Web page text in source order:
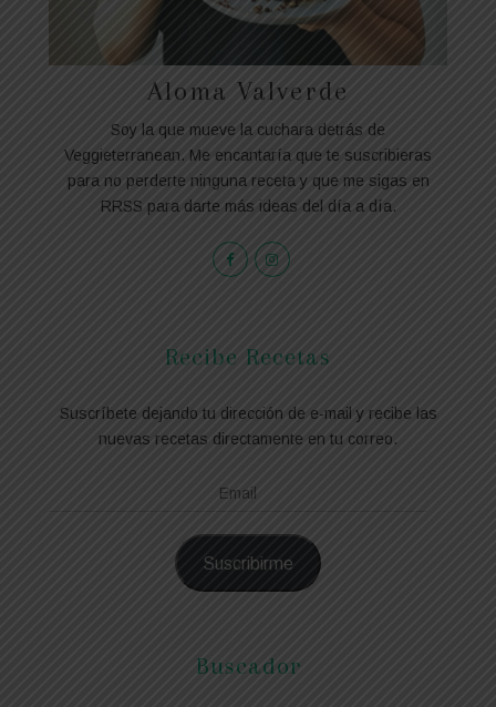
Aloma Valverde
Soy la que mueve la cuchara detrás de
Veggieterranean. Me encantaría que te suscribieras
para no perderte ninguna receta y que me sigas en
RRSS para darte más ideas del día a día.
Recibe Recetas
Suscríbete dejando tu dirección de e-mail y recibe las
nuevas recetas directamente en tu correo.
Email
Suscribirme
Buscador